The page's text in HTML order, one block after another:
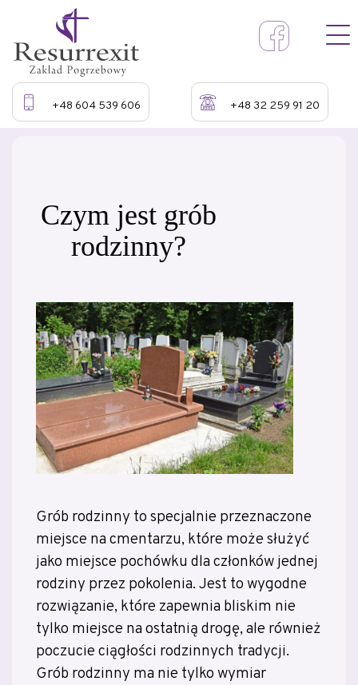
+48 604 539 606 +48 32 259 91 20
Czym jest grób
rodzinny?
Grób rodzinny to specjalnie przeznaczone
miejsce na cmentarzu, które może służyć
jako miejsce pochówku dla członków jednej
rodziny przez pokolenia. Jest to wygodne
rozwiązanie, które zapewnia bliskim nie
tylko miejsce na ostatnią drogę, ale również
poczucie ciągłości rodzinnych tradycji.
Grób rodzinny ma nie tylko wymiar